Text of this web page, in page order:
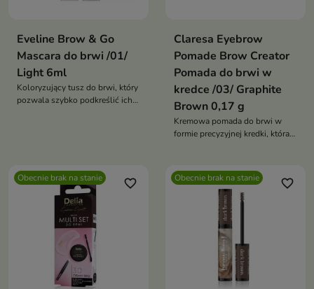
Eveline Brow & Go
Mascara do brwi /01/
Light 6ml
Koloryzujący tusz do brwi, który
pozwala szybko podkreślić ich
Claresa Eyebrow
Pomade Brow Creator
Pomada do brwi w
kredce /03/ Graphite
Brown 0,17 g
Kremowa pomada do brwi w
formie precyzyjnej kredki, która
naturalny efekt oraz trwałość
przez cały dzień
Obecnie brak na stanie favorite_border Obecnie brak na stanie favorite_border